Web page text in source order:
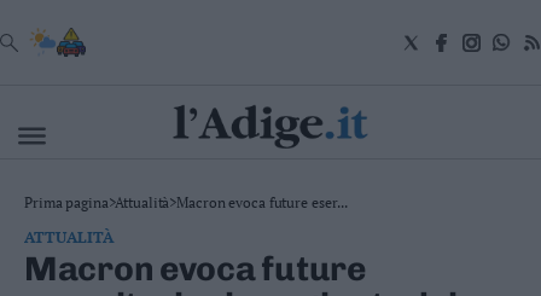
VAI
Cronaca
Attualità
Economia
Cultura
Prima pagina>Attualità>Macron evoca future eser...
ATTUALITÀ
Macron evoca future